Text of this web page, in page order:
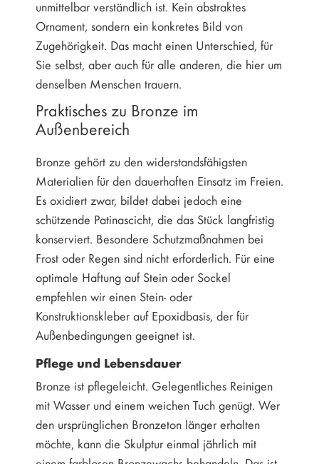
unmittelbar verständlich ist. Kein abstraktes
Ornament, sondern ein konkretes Bild von
Zugehörigkeit. Das macht einen Unterschied, für
Sie selbst, aber auch für alle anderen, die hier um
denselben Menschen trauern.
Praktisches zu Bronze im
Außenbereich
Bronze gehört zu den widerstandsfähigsten
Materialien für den dauerhaften Einsatz im Freien.
Es oxidiert zwar, bildet dabei jedoch eine
schützende Patinascicht, die das Stück langfristig
konserviert. Besondere Schutzmaßnahmen bei
Frost oder Regen sind nicht erforderlich. Für eine
optimale Haftung auf Stein oder Sockel
empfehlen wir einen Stein- oder
Konstruktionskleber auf Epoxidbasis, der für
Außenbedingungen geeignet ist.
Pflege und Lebensdauer
Bronze ist pflegeleicht. Gelegentliches Reinigen
mit Wasser und einem weichen Tuch genügt. Wer
den ursprünglichen Bronzeton länger erhalten
möchte, kann die Skulptur einmal jährlich mit